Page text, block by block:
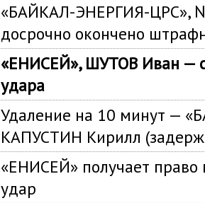
«БАЙКАЛ-ЭНЕРГИЯ-ЦРС»,
досрочно окончено
«ЕНИСЕЙ», ШУТОВ Иван —
удара
Удаление на 10 минут —
КАПУСТИН Кирилл
«ЕНИСЕЙ» получает
удар